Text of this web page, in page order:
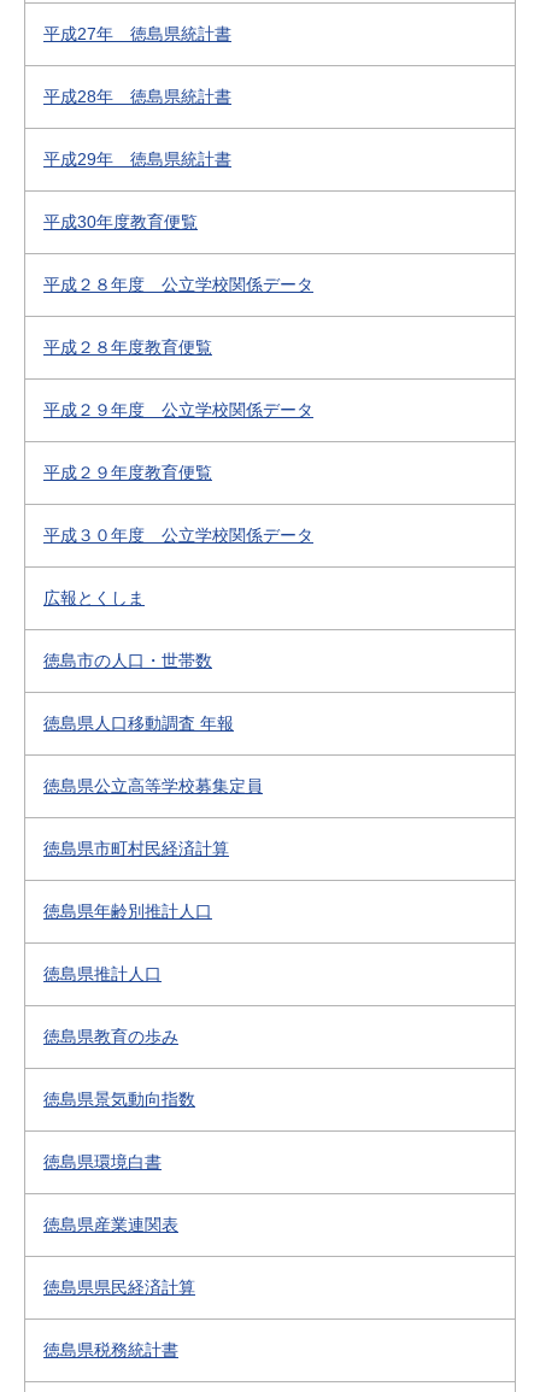
平成27年 徳島県統計書
平成28年 徳島県統計書
平成29年 徳島県統計書
平成30年度教育便覧
平成２８年度 公立学校関係データ
平成２８年度教育便覧
平成２９年度 公立学校関係データ
平成２９年度教育便覧
平成３０年度 公立学校関係データ
広報とくしま
徳島市の人口・世帯数
徳島県人口移動調査 年報
徳島県公立高等学校募集定員
徳島県市町村民経済計算
徳島県年齢別推計人口
徳島県推計人口
徳島県教育の歩み
徳島県景気動向指数
徳島県環境白書
徳島県産業連関表
徳島県県民経済計算
徳島県税務統計書